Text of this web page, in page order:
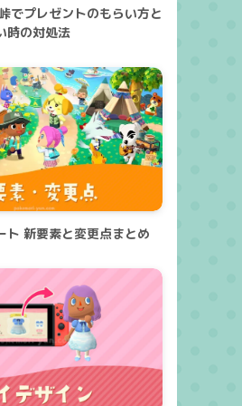
でプレゼントのもらい方と
時の対処法
ト 新要素と変更点まとめ